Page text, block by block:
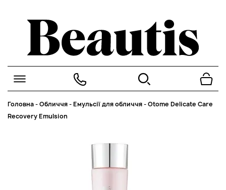
Головна-Обличчя-Емульсії для обличчя-Otome Delicate Care
Recovery Emulsion